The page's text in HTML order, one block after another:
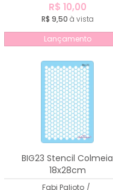
R$ 10,00
R$ 9,50 à vista
Lançamento
BIG23 Stencil Colmeia
18x28cm
Fabi Palioto /